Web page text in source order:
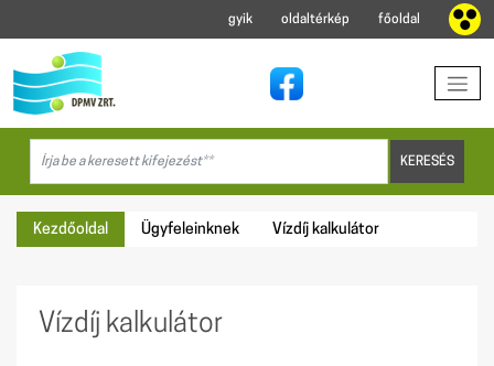
gyik oldaltérkép főoldal
Kezdőoldal Ügyfeleinknek Vízdíj kalkulátor
Vízdíj kalkulátor